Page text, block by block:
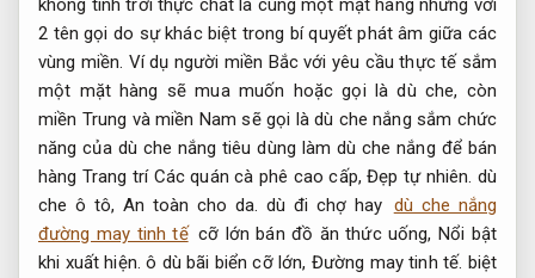
không tính trời thực chất là cùng một mặt hàng nhưng với
2 tên gọi do sự khác biệt trong bí quyết phát âm giữa các
vùng miền. Ví dụ người miền Bắc với yêu cầu thực tế sắm
một mặt hàng sẽ mua muốn hoặc gọi là dù che, còn
miền Trung và miền Nam sẽ gọi là dù che nắng sắm chức
năng của dù che nắng tiêu dùng làm dù che nắng để bán
hàng Trang trí Các quán cà phê cao cấp,Đẹp tự nhiên. dù
che ô tô, An toàn cho da. dù đi chợ hay dù che nắng
đường may tinh tế cỡ lớn bán đồ ăn thức uống, Nổi bật
khi xuất hiện. ô dù bãi biển cỡ lớn, Đường may tinh tế. biệt